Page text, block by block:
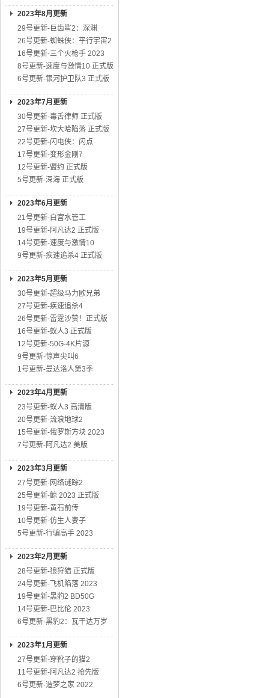
2023年8月更新
29号更新-巨齿鲨2：深渊
26号更新-蜘蛛侠：平行宇宙2
16号更新-三个火枪手 2023
8号更新-速度与激情10 正式版
6号更新-银河护卫队3 正式版
2023年7月更新
30号更新-毒舌律师 正式版
27号更新-坎大哈陷落 正式版
22号更新-闪电侠：闪点
17号更新-变形金刚7
12号更新-盟约 正式版
5号更新-深海 正式版
2023年6月更新
21号更新-白宫水管工
19号更新-阿凡达2 正式版
14号更新-速度与激情10
9号更新-疾速追杀4 正式版
2023年5月更新
30号更新-超级马力欧兄弟
27号更新-疾速追杀4
26号更新-雷霆沙赞！正式版
16号更新-蚁人3 正式版
12号更新-50G-4K片源
9号更新-惊声尖叫6
1号更新-曼达洛人第3季
2023年4月更新
23号更新-蚁人3 高清版
20号更新-流浪地球2
15号更新-俄罗斯方块 2023
7号更新-阿凡达2 美版
2023年3月更新
27号更新-网络谜踪2
25号更新-鲸 2023 正式版
19号更新-黄石前传
10号更新-仿生人妻子
5号更新-行骗高手 2023
2023年2月更新
28号更新-狼狩猎 正式版
24号更新-飞机陷落 2023
19号更新-黑豹2 BD50G
14号更新-巴比伦 2023
6号更新-黑豹2：瓦干达万岁
2023年1月更新
27号更新-穿靴子的猫2
11号更新-阿凡达2 抢先版
6号更新-造梦之家 2022